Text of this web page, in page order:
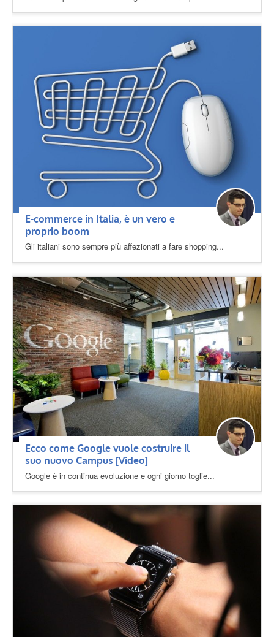
E-commerce in Italia, è un vero e
proprio boom
Gli italiani sono sempre più affezionati a fare shopping...
Ecco come Google vuole costruire il
suo nuovo Campus [Video]
Google è in continua evoluzione e ogni giorno toglie...